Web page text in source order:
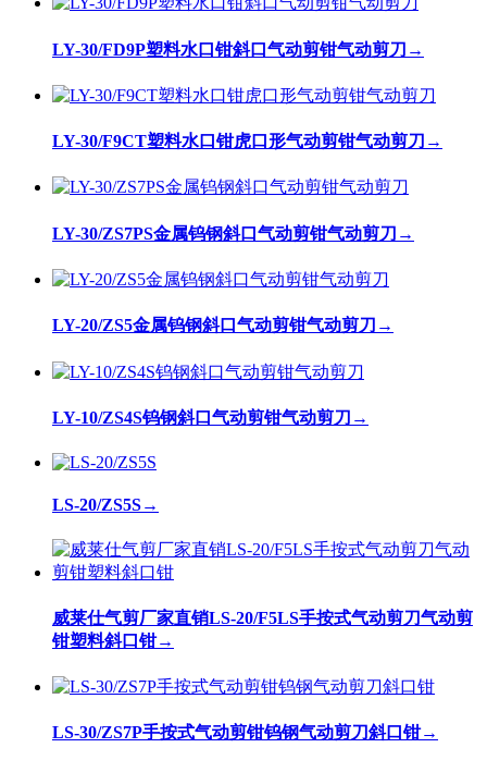
LY-30/FD9P塑料水口钳斜口气动剪钳气动剪刀 →
LY-30/F9CT塑料水口钳虎口形气动剪钳气动剪刀 →
LY-30/ZS7PS金属钨钢斜口气动剪钳气动剪刀 →
LY-20/ZS5金属钨钢斜口气动剪钳气动剪刀 →
LY-10/ZS4S钨钢斜口气动剪钳气动剪刀 →
LS-20/ZS5S→
威莱仕气剪厂家直销LS-20/F5LS手按式气动剪刀气动剪
钳塑料斜口钳→
LS-30/ZS7P手按式气动剪钳钨钢气动剪刀斜口钳→